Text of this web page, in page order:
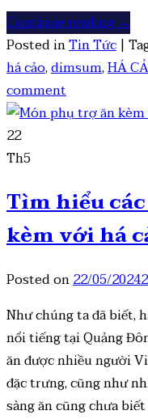
Continue reading→
Posted inTin Tức |
há cảo,dimsum,HÁ
comment
22
Th5
Tìm hiểu
kèm với há
Posted on22/05/2024
Như chúng ta đã biết,
nổi tiếng tại Quảng
ăn được nhiều người
đặc trưng, cũng như
sàng ăn cũng chưa